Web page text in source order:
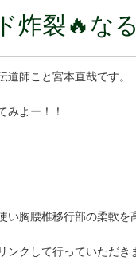
炸裂🔥な
道師こと宮本直哉です。
みよー！！
い胸腰椎移行部の柔軟を
ンクして行っていただき